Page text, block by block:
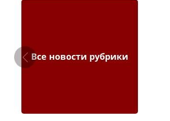
Все новости рубрики